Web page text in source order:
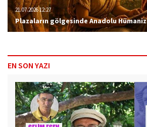
21.07.2026 12:27
Plazaların gölgesinde Anadolu
EN SON YAZI